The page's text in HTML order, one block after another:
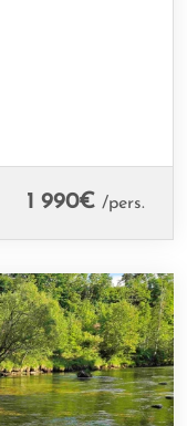
1 990€ /pers.